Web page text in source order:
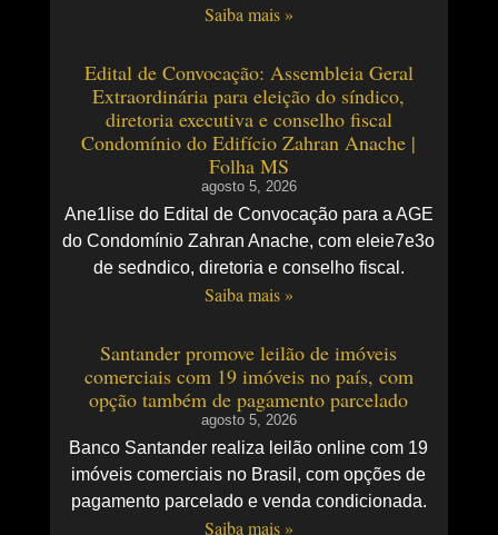
Saiba mais »
Edital de Convocação: Assembleia Geral
Extraordinária para eleição do síndico,
diretoria executiva e conselho fiscal
Condomínio do Edifício Zahran Anache |
Folha MS
agosto 5, 2026
Ane1lise do Edital de Convocação para a AGE
do Condomínio Zahran Anache, com eleie7e3o
de sedndico, diretoria e conselho fiscal.
Saiba mais »
Santander promove leilão de imóveis
comerciais com 19 imóveis no país, com
opção também de pagamento parcelado
agosto 5, 2026
Banco Santander realiza leilão online com 19
imóveis comerciais no Brasil, com opções de
pagamento parcelado e venda condicionada.
Saiba mais »